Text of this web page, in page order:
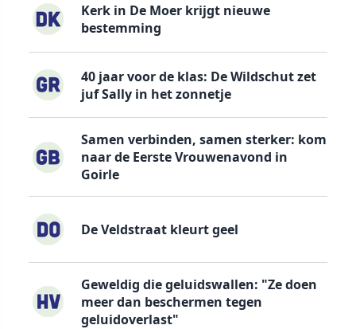
Kerk in De Moer krijgt nieuwe
bestemming
40 jaar voor de klas: De Wildschut zet
juf Sally in het zonnetje
Samen verbinden, samen sterker: kom
naar de Eerste Vrouwenavond in
Goirle
De Veldstraat kleurt geel
Geweldig die geluidswallen: "Ze doen
meer dan beschermen tegen
geluidoverlast"